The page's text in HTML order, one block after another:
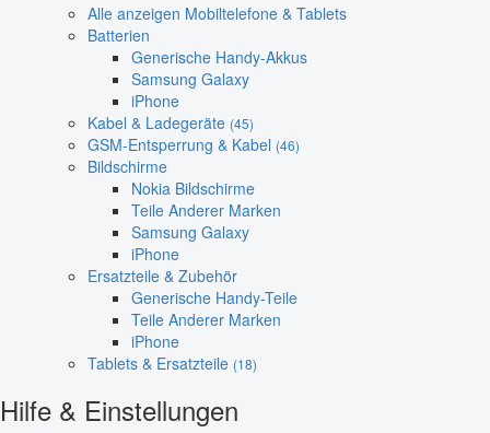
Alle anzeigen Mobiltelefone & Tablets
Batterien
Generische Handy-Akkus
Samsung Galaxy
iPhone
Kabel & Ladegeräte (45)
GSM-Entsperrung & Kabel (46)
Bildschirme
Nokia Bildschirme
Teile Anderer Marken
Samsung Galaxy
iPhone
Ersatzteile & Zubehör
Generische Handy-Teile
Teile Anderer Marken
iPhone
Tablets & Ersatzteile (18)
Hilfe & Einstellungen